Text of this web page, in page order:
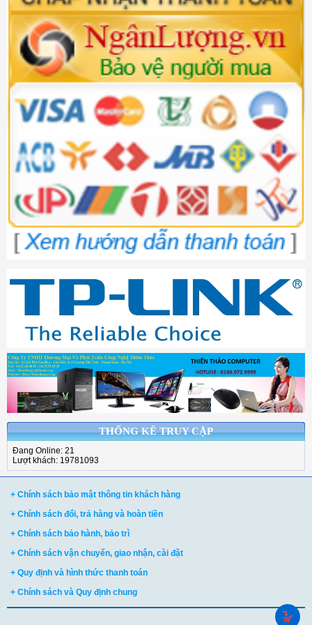
THỐNG KÊ TRUY CẬP
Đang Online: 21
Lượt khách: 19781093
+ Chính sách bảo mật thông tin khách hàng
+ Chính sách đổi, trả hàng và hoàn tiền
+ Chính sách bảo hành, bảo trì
+ Chính sách vận chuyển, giao nhận, cài đặt
+ Quy định và hình thức thanh toán
+ Chính sách và Quy định chung